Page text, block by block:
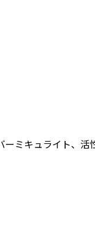
ミキュライト、活